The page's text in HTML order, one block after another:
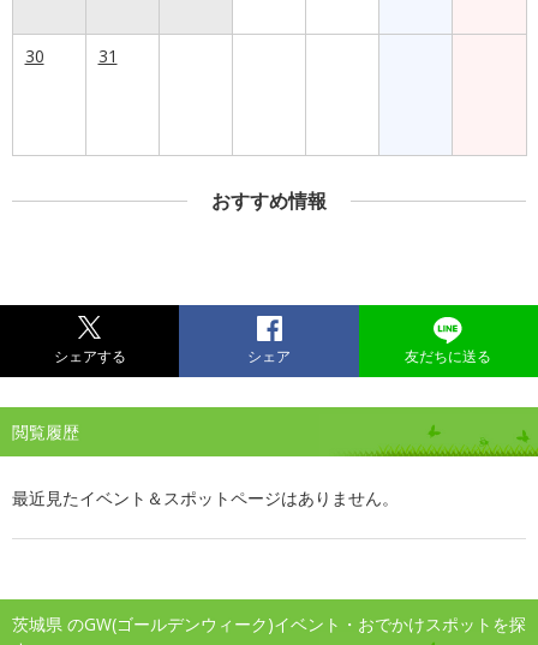
30 31
おすすめ情報
シェアする シェア 友だちに送る
閲覧履歴
最近見たイベント＆スポットページはありません。
茨城県 のGW(ゴールデンウィーク)イベント・おでかけスポットを探